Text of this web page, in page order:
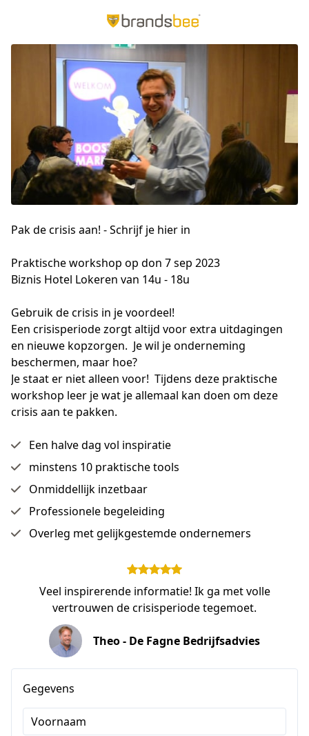
Pak de crisis aan! - Schrijf je hier in
Praktische workshop op don 7 sep 2023
Biznis Hotel Lokeren van 14u - 18u
Gebruik de crisis in je voordeel!
Een crisisperiode zorgt altijd voor extra uitdagingen
en nieuwe kopzorgen.  Je wil je onderneming
beschermen, maar hoe?
Je staat er niet alleen voor!  Tijdens deze praktische
workshop leer je wat je allemaal kan doen om deze
crisis aan te pakken.
Een halve dag vol inspiratie
minstens 10 praktische tools
Onmiddellijk inzetbaar
Professionele begeleiding
Overleg met gelijkgestemde ondernemers
Veel inspirerende informatie! Ik ga met volle
vertrouwen de crisisperiode tegemoet.
Theo - De Fagne Bedrijfsadvies
Gegevens
Voornaam